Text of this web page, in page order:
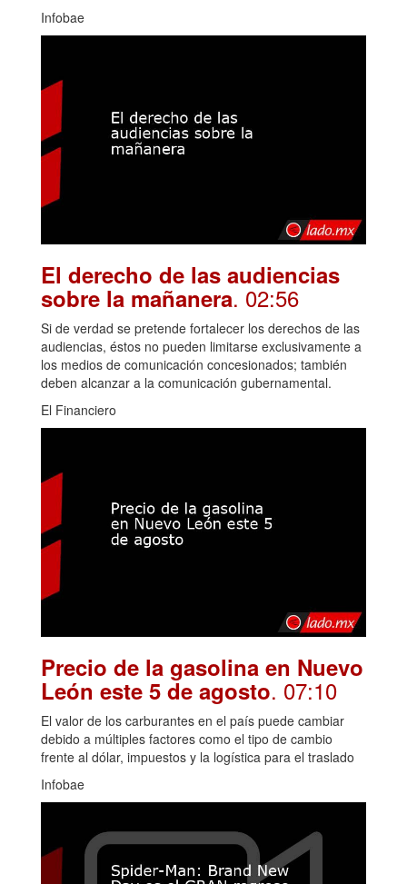
Infobae
El derecho de las audiencias
sobre la mañanera. 02:56
Si de verdad se pretende fortalecer los derechos de las
audiencias, éstos no pueden limitarse exclusivamente a
los medios de comunicación concesionados; también
deben alcanzar a la comunicación gubernamental.
El Financiero
Precio de la gasolina en Nuevo
León este 5 de agosto. 07:10
El valor de los carburantes en el país puede cambiar
debido a múltiples factores como el tipo de cambio
frente al dólar, impuestos y la logística para el traslado
Infobae